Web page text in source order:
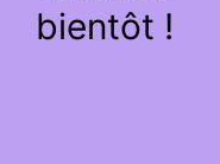
bientôt !